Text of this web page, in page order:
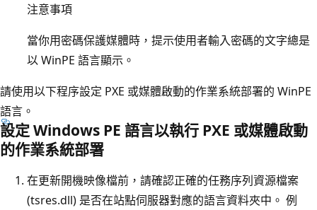
注意事項
當你用密碼保護媒體時，提示使用者輸入密碼的文字總是
以 WinPE 語言顯示。
請使用以下程序設定 PXE 或媒體啟動的作業系統部署的 WinPE
語言。
設定 Windows PE 語言以執行 PXE 或媒體啟動
的作業系統部署
在更新開機映像檔前，請確認正確的任務序列資源檔案
(tsres.dll) 是否在站點伺服器對應的語言資料夾中。 例